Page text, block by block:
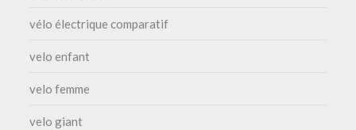
vélo électrique comparatif
velo enfant
velo femme
velo giant